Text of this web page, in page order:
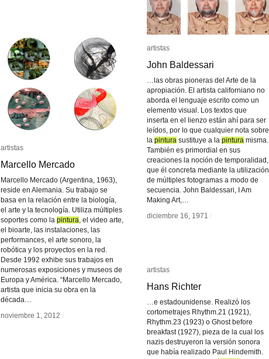
artistas
John Baldessari
…las obras pioneras del Arte de la
apropiación. El artista californiano no
aborda el lenguaje escrito como un
elemento visual. Los textos que
inserta en el lienzo están ahí para ser
leídos, por lo que cualquier nota sobre
la pintura sustituye a la pintura misma.
También es primordial en sus
creaciones la noción de temporalidad,
que él concreta mediante la utilización
de múltiples fotogramas a modo de
secuencia. John Baldessari, I Am
Making Art,…
diciembre 16, 1971 /
artistas
John Baldessari
pintura pintura
diciembre 16, 1971 /
artistas
Marcello Mercado
Marcello Mercado (Argentina, 1963),
reside en Alemania. Su trabajo se
basa en la relación entre la biología,
el arte y la tecnología. Utiliza múltiples
soportes como la pintura , el video arte,
el bioarte, las instalaciones, las
performances, el arte sonoro, la
robótica y los proyectos en la red.
Desde 1992 exhibe sus trabajos en
numerosas exposiciones y museos de
Europa y América. “Marcello Mercado,
artista que inicia su obra en la
década…
noviembre 1, 2012 /
artistas
Marcello Mercado
pintura
noviembre 1, 2012 /
artistas
Hans Richter
…e estadounidense. Realizó los
cortometrajes Rhythm.21 (1921),
Rhythm.23 (1923) o Ghost before
breakfast (1927), pieza de la cual los
nazis destruyeron la versión sonora
que había realizado Paul Hindemith.
artistas
Hans Richter